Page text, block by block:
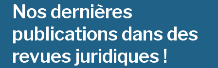
Nos dernières
publications dans des
revues juridiques !